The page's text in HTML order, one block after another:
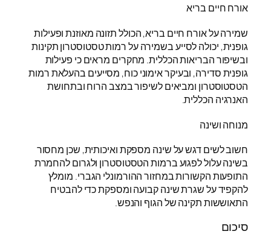
אורח חיים בריא
שמירה על אורח חיים בריא, הכולל תזונה מאוזנת ופעילות
גופנית, יכולה לסייע בשמירה על רמות טסטוסטרון תקינות
ובשיפור הבריאות הכללית. מחקרים מראים כי פעילות
גופנית סדירה, ובעיקר אימוני כוח, מסייעים בהעלאת רמות
הטסטוסטרון ומביאים לשיפור במצב הרוח ובתחושת
האנרגיה הכללית.
מנוחה ושינה
חשוב לשים דגש על שינה מספקת ואיכותית, שכן מחסור
בשינה עלול לפגוע ברמות הטסטוסטרון ולגרום להחמרת
התופעות הקשורות במחזור ההורמונלי הגברי. מומלץ
להקפיד על שגרת שינה קבועה ומספקת כדי להבטיח
התאוששות תקינה של הגוף והנפש.
סיכום